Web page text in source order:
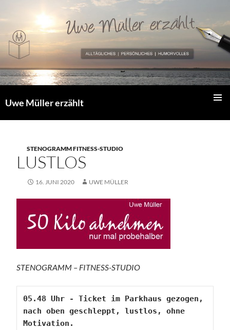
Inhalt
springen
Uwe Müller erzählt
MENÜ
STENOGRAMM FITNESS-STUDIO
LUSTLOS
16. JUNI 2020 UWE MÜLLER
STENOGRAMM – FITNESS-STUDIO
05.48 Uhr - Ticket im Parkhaus gezogen,
nach oben geschleppt, lustlos, ohne
Motivation.